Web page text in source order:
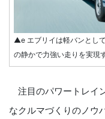
▲e エブリイは軽バンとし
の静かで力強い走りを実現
注目のパワートレイ
なクルマづくりのノウ